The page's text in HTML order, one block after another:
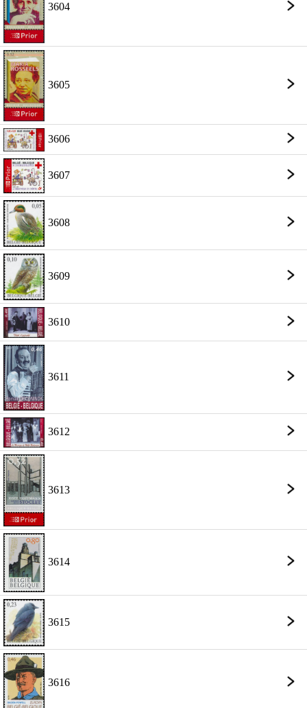
3604
3605
3606
3607
3608
3609
3610
3611
3612
3613
3614
3615
3616